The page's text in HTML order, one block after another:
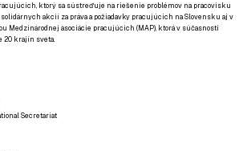
ktorý sa sústreďuje na riešenie problémov na pracovisku
akcií za práva a požiadavky pracujúcich na Slovensku aj v
Medzinárodnej asociácie pracujúcich (MAP), ktorá v súčasnosti
20 krajín sveta.
Secretariat